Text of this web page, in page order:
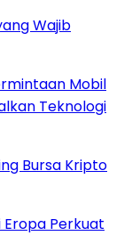
Wajib
Mobil
Teknologi
Bursa Kripto
Eropa Perkuat